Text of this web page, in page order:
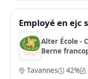
Employé en ejc
Alter École -
Berne
Tavannes
42%